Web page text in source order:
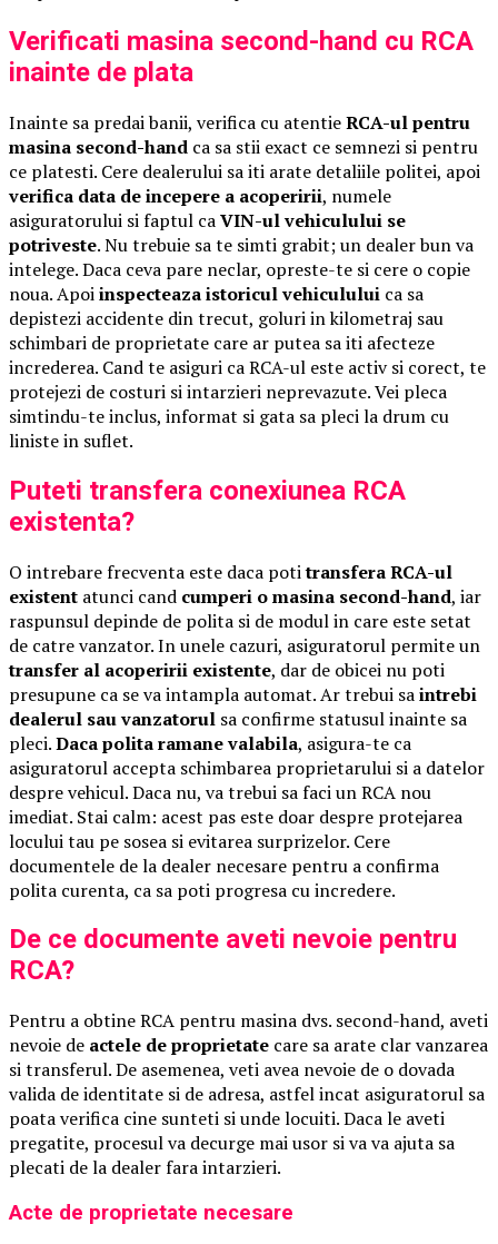
Verificati masina second-hand cu RCA
inainte de plata
Inainte sa predai banii, verifica cu atentieRCA-ul pentru
masina second-hand ca sa stii exact ce semnezi si pentru
ce platesti. Cere dealerului sa iti arate detaliile politei, apoi
verifica data de incepere a acoperirii, numele
asiguratorului si faptul caVIN-ul vehiculului se
potriveste. Nu trebuie sa te simti grabit; un dealer bun va
intelege. Daca ceva pare neclar, opreste-te si cere o copie
noua. Apoiinspecteaza istoricul vehiculului ca sa
depistezi accidente din trecut, goluri in kilometraj sau
schimbari de proprietate care ar putea sa iti afecteze
increderea. Cand te asiguri ca RCA-ul este activ si corect, te
protejezi de costuri si intarzieri neprevazute. Vei pleca
simtindu-te inclus, informat si gata sa pleci la drum cu
liniste in suflet.
Puteti transfera conexiunea RCA
existenta?
O intrebare frecventa este daca potitransfera RCA-ul
existent atunci cand cumperi o masina second-hand, iar
raspunsul depinde de polita si de modul in care este setat
de catre vanzator. In unele cazuri, asiguratorul permite un
transfer al acoperirii existente, dar de obicei nu poti
presupune ca se va intampla automat. Ar trebui saintrebi
dealerul sau vanzatorul sa confirme statusul inainte sa
pleci.Daca polita ramane valabila, asigura-te ca
asiguratorul accepta schimbarea proprietarului si a datelor
despre vehicul. Daca nu, va trebui sa faci un RCA nou
imediat. Stai calm: acest pas este doar despre protejarea
locului tau pe sosea si evitarea surprizelor. Cere
documentele de la dealer necesare pentru a confirma
polita curenta, ca sa poti progresa cu incredere.
De ce documente aveti nevoie pentru
RCA?
Pentru a obtine RCA pentru masina dvs. second-hand, aveti
nevoie de actele de proprietate care sa arate clar vanzarea
si transferul. De asemenea, veti avea nevoie de o dovada
valida de identitate si de adresa, astfel incat asiguratorul sa
poata verifica cine sunteti si unde locuiti. Daca le aveti
pregatite, procesul va decurge mai usor si va va ajuta sa
plecati de la dealer fara intarzieri.
Acte de proprietate necesare